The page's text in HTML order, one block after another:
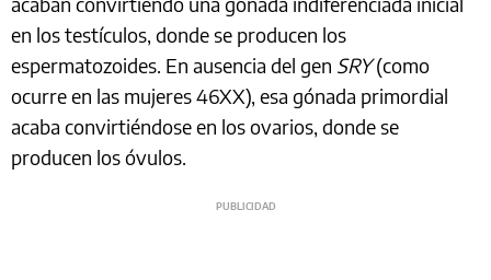
en los testículos, donde se producen los
espermatozoides. En ausencia del gen SRY(como
ocurre en las mujeres 46XX), esa gónada primordial
acaba convirtiéndose en los ovarios, donde se
producen los óvulos.